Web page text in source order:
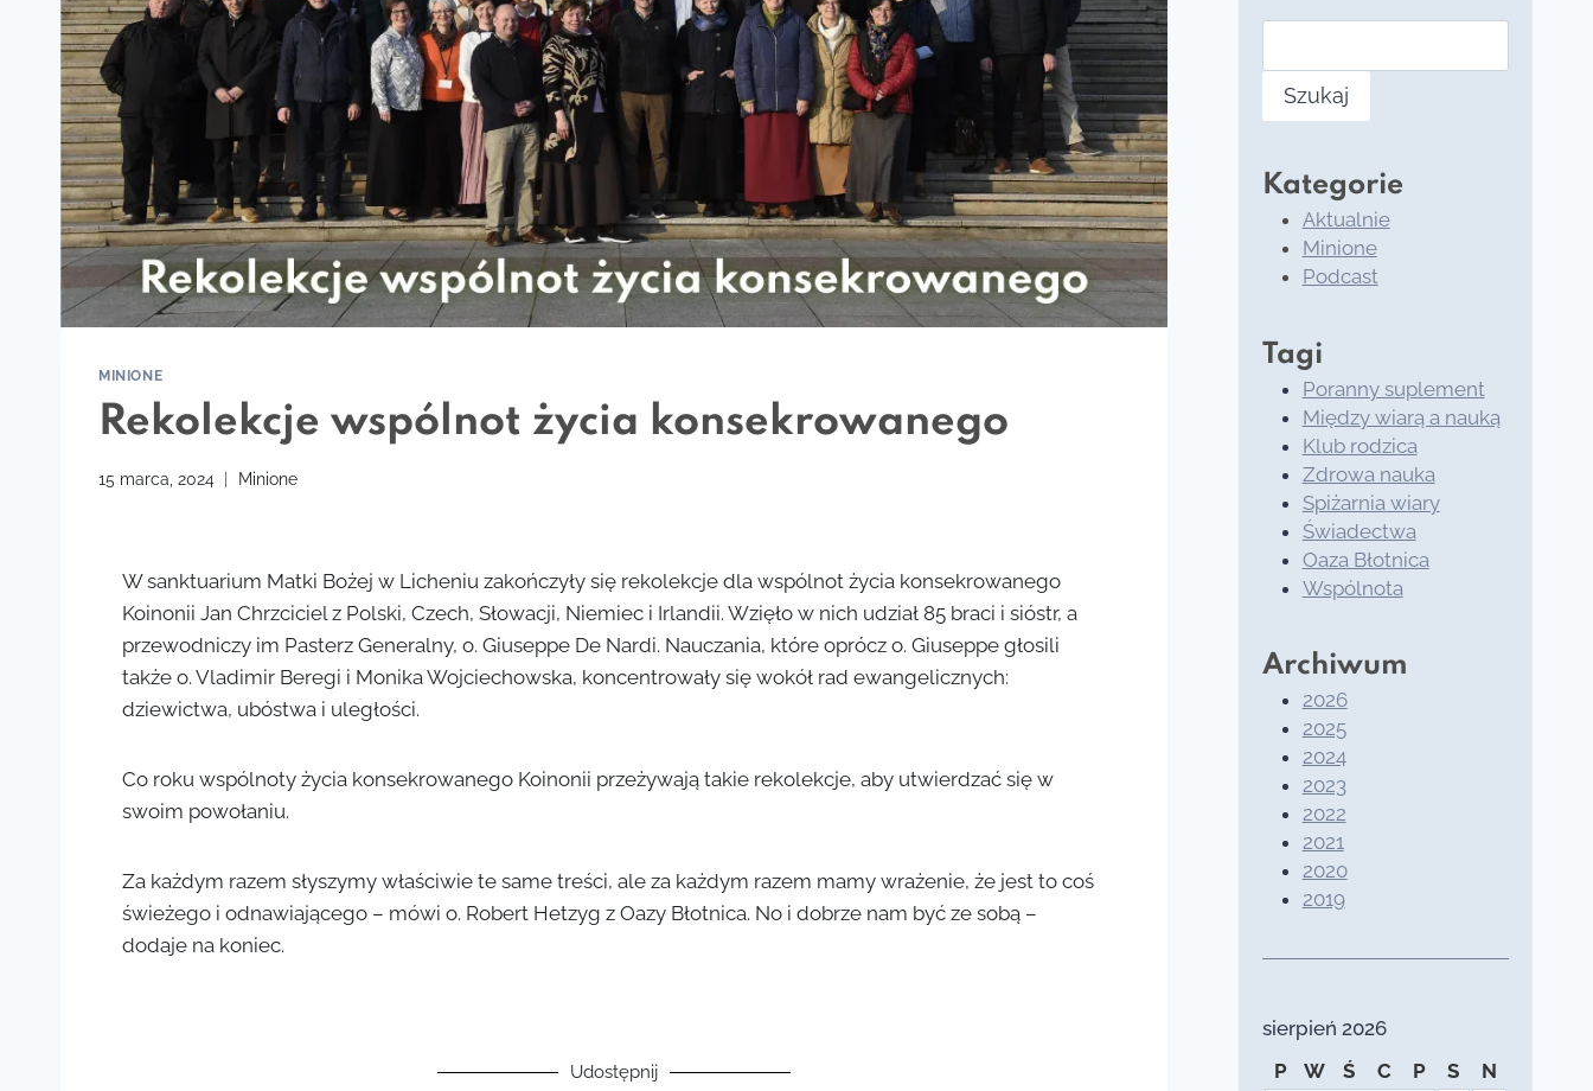
MINIONE
Rekolekcje wspólnot życia konsekrowanego
15 marca, 2024 Minione
W sanktuarium Matki Bożej w Licheniu zakończyły się rekolekcje dla wspólnot życia konsekrowanego
Koinonii Jan Chrzciciel z Polski, Czech, Słowacji, Niemiec i Irlandii. Wzięło w nich udział 85 braci i sióstr, a
przewodniczy im Pasterz Generalny, o. Giuseppe De Nardi. Nauczania, które oprócz o. Giuseppe głosili
także o. Vladimir Beregi i Monika Wojciechowska, koncentrowały się wokół rad ewangelicznych:
dziewictwa, ubóstwa i uległości.
Co roku wspólnoty życia konsekrowanego Koinonii przeżywają takie rekolekcje, aby utwierdzać się w
swoim powołaniu.
⁠Za każdym razem słyszymy właściwie te same treści, ale za każdym razem mamy wrażenie, że jest to coś
świeżego i odnawiającego – mówi o. Robert Hetzyg z Oazy Błotnica. No i dobrze nam być ze sobą –
dodaje na koniec.
Udostępnij
Szukaj
Kategorie
Aktualnie
Minione
Podcast
Tagi
Poranny suplement
Między wiarą a nauką
Klub rodzica
Zdrowa nauka
Spiżarnia wiary
Świadectwa
Oaza Błotnica
Wspólnota
Archiwum
2026
2025
2024
2023
2022
2021
2020
2019
sierpień 2026
P
W Ś C P S N